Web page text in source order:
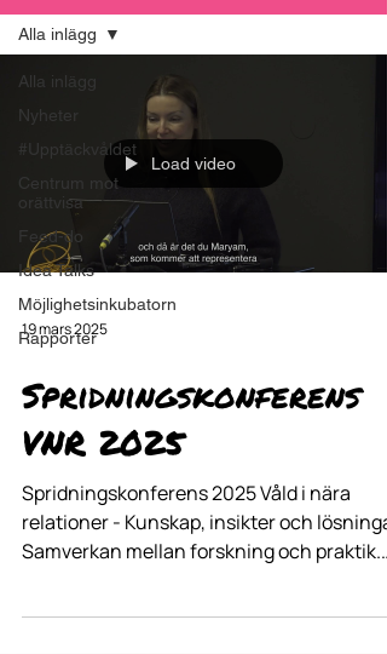
Alla inlägg
Nyheter
#Upptäckvåldet
Centrum mot
orättvisa
Feed-do
Idea Talks
Möjlighetsinkubatorn
Rapporter
Alla inlägg
Load video
19 mars 2025
Spridningskonferens
VNR 2025
Spridningskonferens 2025 Våld i nära
relationer - Kunskap, insikter och
Samverkan mellan forskning och praktik.